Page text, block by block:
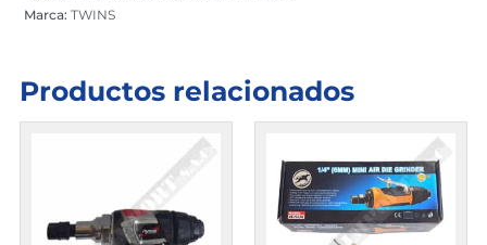
Marca:TWINS
Productos relacionados